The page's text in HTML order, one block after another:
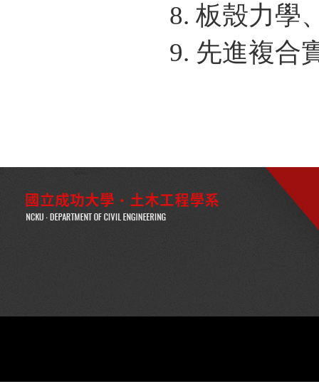
板殼力學
先進複合